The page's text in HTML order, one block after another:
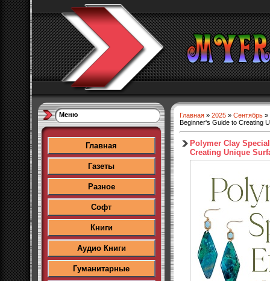
Меню
Главная
Газеты
Разное
Софт
Книги
Аудио Книги
Гуманитарные
Главная » 2025 » Сентябрь »
Beginner's Guide to Creating
Polymer Clay
Creating Unique